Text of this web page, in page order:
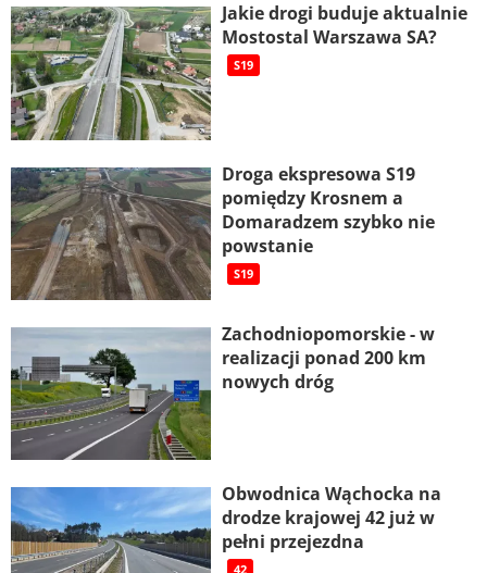
Jakie drogi buduje aktualnie
Mostostal Warszawa SA?
S19
Droga ekspresowa S19
pomiędzy Krosnem a
Domaradzem szybko nie
powstanie
S19
Zachodniopomorskie - w
realizacji ponad 200 km
nowych dróg
Obwodnica Wąchocka na
drodze krajowej 42 już w
pełni przejezdna
42